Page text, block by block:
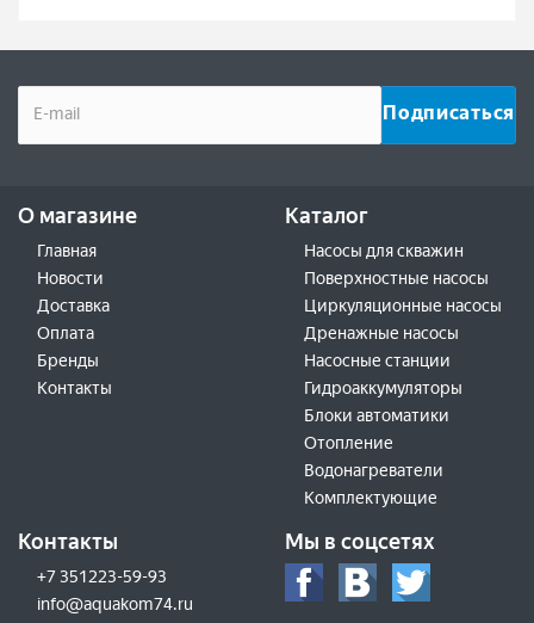
О магазине
Главная
Новости
Доставка
Оплата
Бренды
Контакты
Каталог
Насосы для скважин
Поверхностные насосы
Циркуляционные насосы
Дренажные насосы
Насосные станции
Гидроаккумуляторы
Блоки автоматики
Отопление
Водонагреватели
Комплектующие
Контакты
+7 351223-59-93
info@aquakom74.ru
Мы в соцсетях